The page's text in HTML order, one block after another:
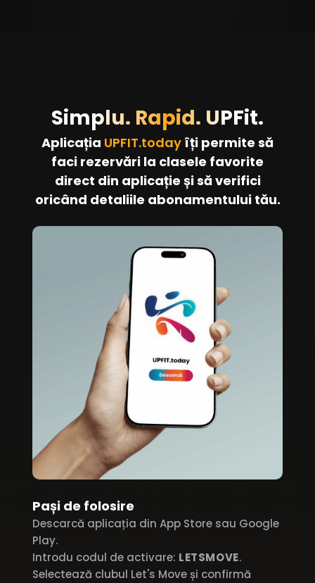
Simplu. Rapid. UPFit.
Aplicația UPFIT.today îți permite să
faci rezervări la clasele favorite
direct din aplicație și să verifici
oricând detaliile abonamentului tău.
Pași de folosire
Descarcă aplicația din App Store sau Google
Play.
Introdu codul de activare: LETSMOVE.
Selectează clubul Let's Move și confirmă